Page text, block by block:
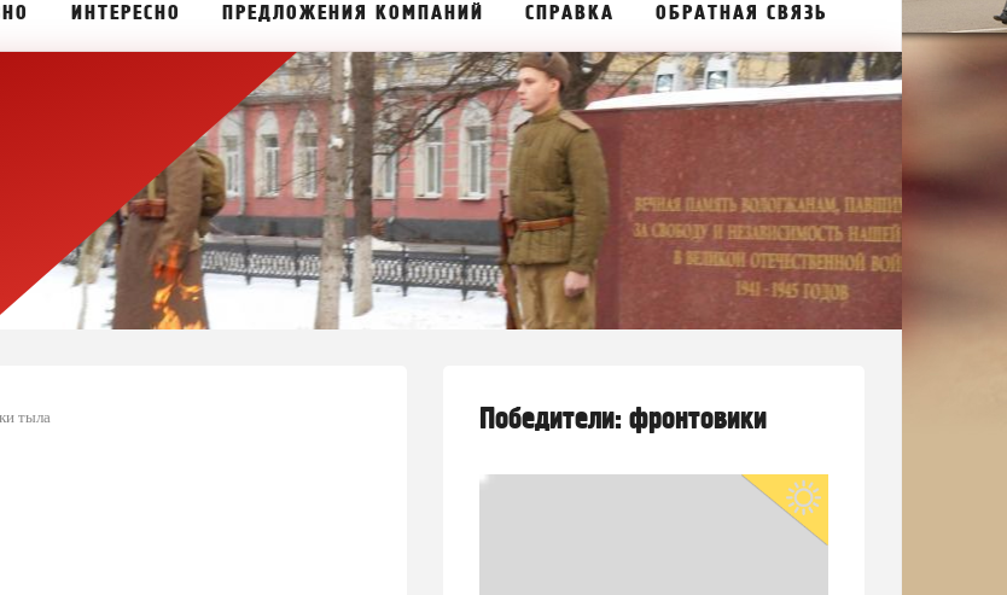
ИНТЕРЕСНО ПРЕДЛОЖЕНИЯ КОМПАНИЙ СПРАВКА ОБРАТНАЯ СВЯЗЬ
тыла Победители: фронтовики